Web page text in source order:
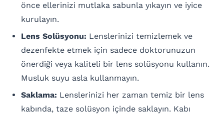
önce ellerinizi mutlaka sabunla yıkayın ve iyice
kurulayın.
Lens Solüsyonu: Lenslerinizi temizlemek ve
dezenfekte etmek için sadece doktorunuzun
önerdiği veya kaliteli bir lens solüsyonu kullanın.
Musluk suyu asla kullanmayın.
Saklama: Lenslerinizi her zaman temiz bir lens
kabında, taze solüsyon içinde saklayın. Kabı